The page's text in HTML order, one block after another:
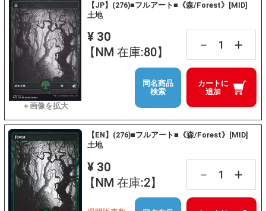
【JP】(276)■フルアート■《森/Forest》[MID]
土地
¥ 30
【NM 在庫:80】
－ +
カートに
追加
同名商品
検索
【EN】(276)■フルアート■《森/Forest》[MID]
土地
¥ 30
【NM 在庫:2】
－ +